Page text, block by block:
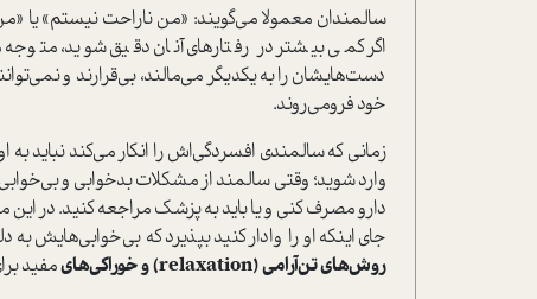
سالمندان معمولا می‌گویند: «من ناراحت نیستم» یا
اگر کمی بیشتر در رفتارهای آنان دقیق شوید،
دست‌هایشان را به یکدیگر می‌مالند، بی‌قرارند و
خود فرو‌می‌روند.
زمانی که سالمندی افسردگی‌اش را انکار می‌کند نباید
وارد شوید؛ وقتی سالمند از مشکلات بد‌خوابی و
دارو مصرف کنی و یا باید به پزشک مراجعه کنید. در این
جای اینکه او را وادار کنید بپذیرد که بی‌خوابی‌هایش
روش‌های تن‌آرامی (relaxation) و خوراکی‌های
مفید